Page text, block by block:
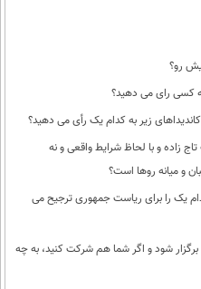
رو؟
چه کسی رای می دهید؟
زیر به کدام یک رأی می دهید؟
زاده و با لحاظ شرایط واقعی و نه
و میانه روها است؟
یک را برای ریاست جمهوری ترجیح می
برگزار شود و اگر شما هم شرکت کنید، به چه